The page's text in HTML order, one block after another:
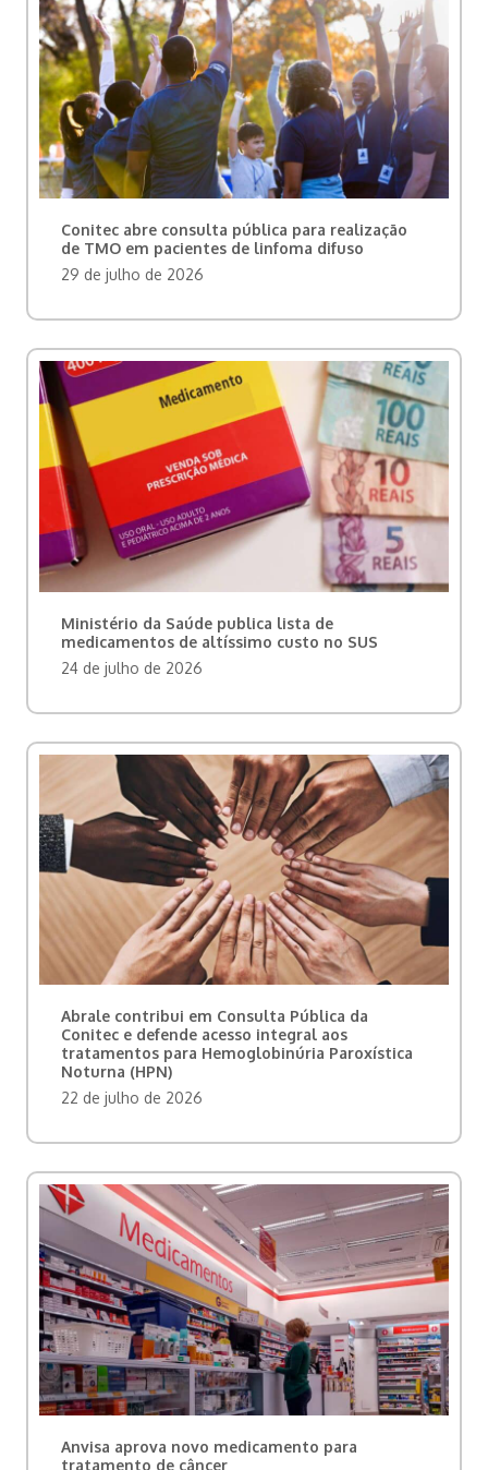
Conitec abre consulta pública para realização
de TMO em pacientes de linfoma difuso
29 de julho de 2026
Ministério da Saúde publica lista de
medicamentos de altíssimo custo no SUS
24 de julho de 2026
Abrale contribui em Consulta Pública da
Conitec e defende acesso integral aos
tratamentos para Hemoglobinúria Paroxística
Noturna (HPN)
22 de julho de 2026
Anvisa aprova novo medicamento para
tratamento de câncer